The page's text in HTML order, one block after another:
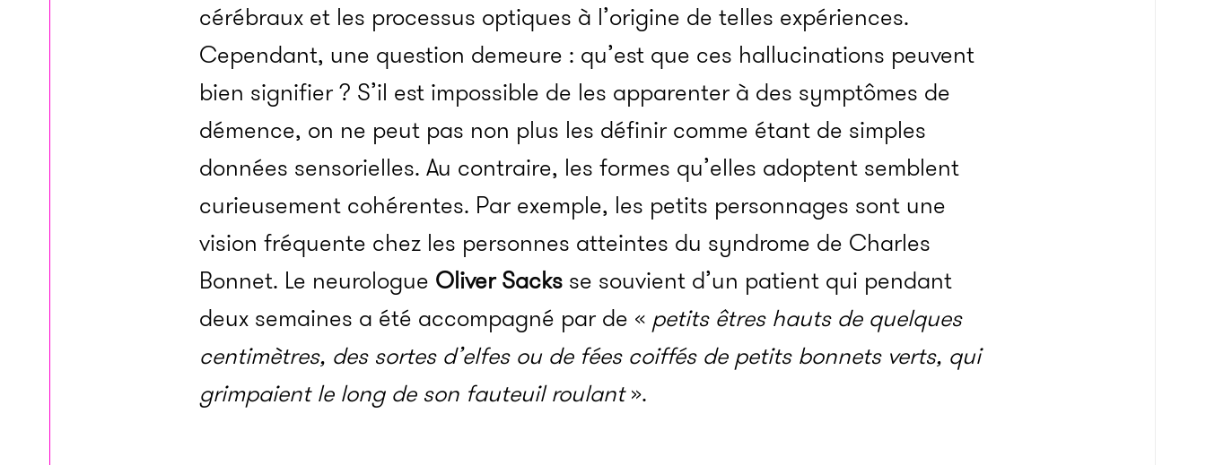
cérébraux et les processus optiques à l’origine de telles expériences.
Cependant, une question demeure : qu’est que ces hallucinations peuvent
bien signifier ? S’il est impossible de les apparenter à des symptômes de
démence, on ne peut pas non plus les définir comme étant de simples
données sensorielles. Au contraire, les formes qu’elles adoptent semblent
curieusement cohérentes. Par exemple, les petits personnages sont une
vision fréquente chez les personnes atteintes du syndrome de Charles
Bonnet. Le neurologue Oliver Sacksse souvient d’un patient qui pendant
deux semaines a été accompagné par de « petits êtres hauts de quelques
centimètres, des sortes d’elfes ou de fées coiffés de petits bonnets verts, qui
grimpaient le long de son fauteuil roulant».